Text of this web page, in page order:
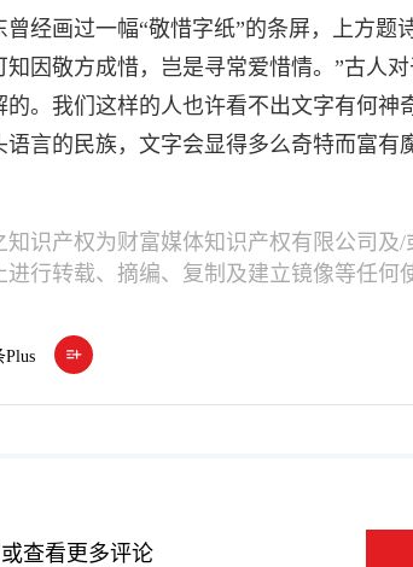
经画过一幅“敬惜字纸”的条屏，上方题
因敬方成惜，岂是寻常爱惜情。”古人
。我们这样的人也许看不出文字有何神
言的民族，文字会显得多么奇特而富有
识产权为财富媒体知识产权有限公司及
行转载、摘编、复制及建立镜像等任何
Plus
查看更多评论